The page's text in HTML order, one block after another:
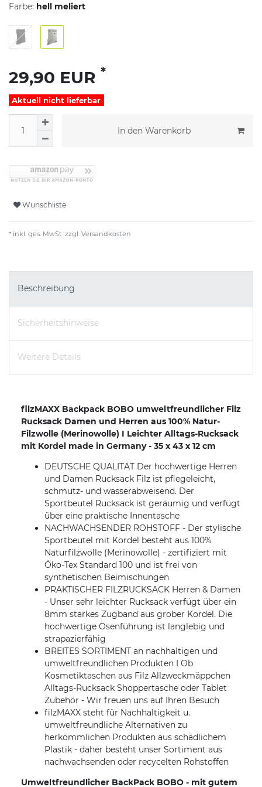
Farbe: hell meliert
29,90 EUR *
Aktuell nicht lieferbar
In den Warenkorb
Wunschliste
* inkl. ges. MwSt. zzgl. Versandkosten
Beschreibung
Sicherheitshinweise
Weitere Details
filzMAXX Backpack BOBO umweltfreundlicher Filz
Rucksack Damen und Herren aus 100% Natur-
Filzwolle (Merinowolle) I Leichter Alltags-Rucksack
mit Kordel made in Germany - 35 x 43 x 12 cm
DEUTSCHE QUALITÄT Der hochwertige Herren
und Damen Rucksack Filz ist pflegeleicht,
schmutz- und wasserabweisend. Der
Sportbeutel Rucksack ist geräumig und verfügt
über eine praktische Innentasche
NACHWACHSENDER ROHSTOFF - Der stylische
Sportbeutel mit Kordel besteht aus 100%
Naturfilzwolle (Merinowolle) - zertifiziert mit
Öko-Tex Standard 100 und ist frei von
synthetischen Beimischungen
PRAKTISCHER FILZRUCKSACK Herren & Damen
- Unser sehr leichter Rucksack verfügt über ein
8mm starkes Zugband aus grober Kordel. Die
hochwertige Ösenführung ist langlebig und
strapazierfähig
BREITES SORTIMENT an nachhaltigen und
umweltfreundlichen Produkten I Ob
Kosmetiktaschen aus Filz Allzweckmäppchen
Alltags-Rucksack Shoppertasche oder Tablet
Zubehör - Wir freuen uns auf Ihren Besuch
filzMAXX steht für Nachhaltigkeit u.
umweltfreundliche Alternativen zu
herkömmlichen Produkten aus schädlichem
Plastik - daher besteht unser Sortiment aus
nachwachsenden oder recycelten Rohstoffen
Umweltfreundlicher BackPack BOBO - mit gutem